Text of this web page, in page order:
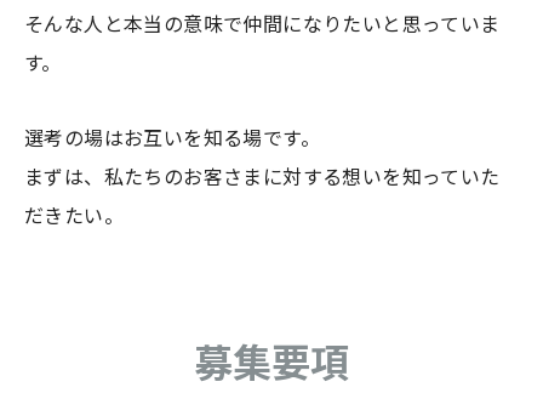
そんな人と本当の意味で仲間になりたいと思っていま
す。
選考の場はお互いを知る場です。
まずは、私たちのお客さまに対する想いを知っていた
だきたい。
募集要項